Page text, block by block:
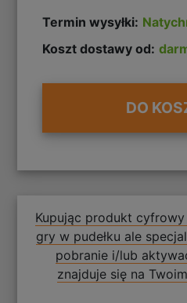
Termin wysyłki:
Koszt dostawy od:
DO
Kupując produkt
gry w pudełku ale
pobranie i/lub
znajduje się na